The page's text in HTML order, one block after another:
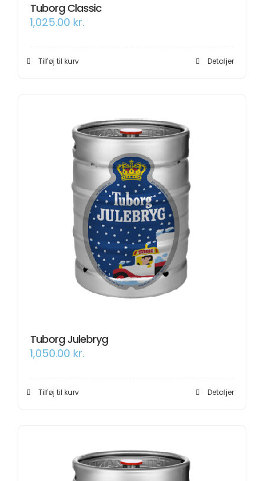
Tuborg Classic
1,025.00 kr.
Tilføj til kurv Detaljer
Tuborg Julebryg
1,050.00 kr.
Tilføj til kurv Detaljer